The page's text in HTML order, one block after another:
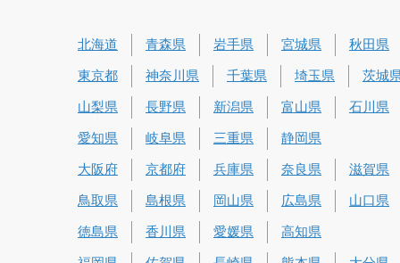
北海道 青森県 岩手県 宮城県 秋田県
東京都 神奈川県 千葉県 埼玉県 茨城
山梨県 長野県 新潟県 富山県 石川県
愛知県 岐阜県 三重県 静岡県
大阪府 京都府 兵庫県 奈良県 滋賀県
鳥取県 島根県 岡山県 広島県 山口県
徳島県 香川県 愛媛県 高知県